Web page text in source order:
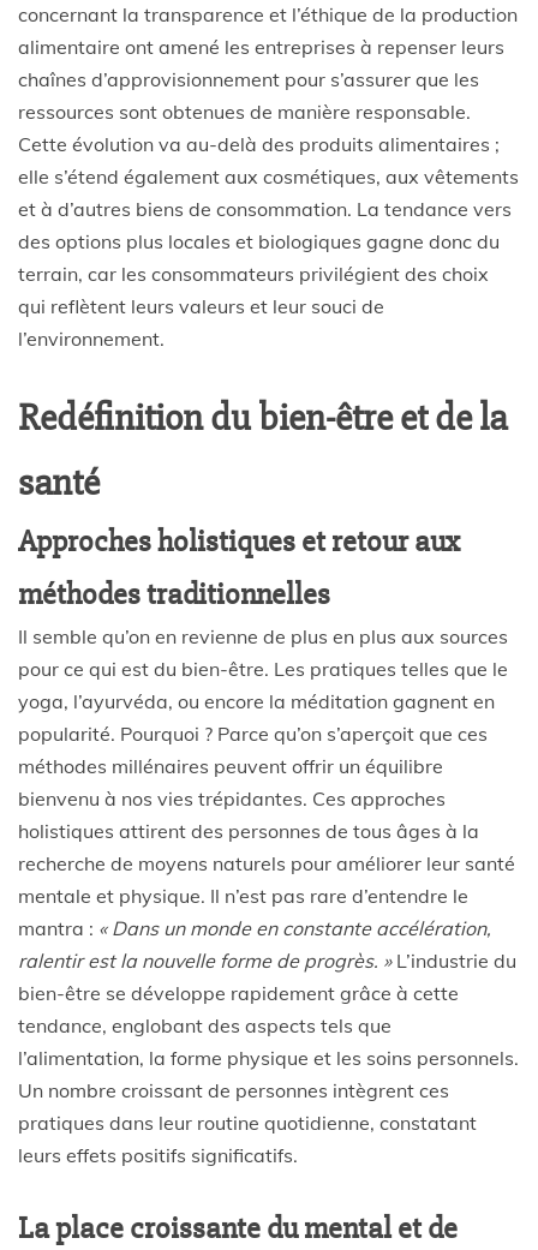
concernant la transparence et l’éthique de la production
alimentaire ont amené les entreprises à repenser leurs
chaînes d’approvisionnement pour s’assurer que les
ressources sont obtenues de manière responsable.
Cette évolution va au-delà des produits alimentaires ;
elle s’étend également aux cosmétiques, aux vêtements
et à d’autres biens de consommation. La tendance vers
des options plus locales et biologiques gagne donc du
terrain, car les consommateurs privilégient des choix
qui reflètent leurs valeurs et leur souci de
l’environnement.
Redéfinition du bien-être et de la
santé
Approches holistiques et retour aux
méthodes traditionnelles
Il semble qu’on en revienne de plus en plus aux sources
pour ce qui est du bien-être. Les pratiques telles que le
yoga, l’ayurvéda, ou encore la méditation gagnent en
popularité. Pourquoi ? Parce qu’on s’aperçoit que ces
méthodes millénaires peuvent offrir un équilibre
bienvenu à nos vies trépidantes. Ces approches
holistiques attirent des personnes de tous âges à la
recherche de moyens naturels pour améliorer leur santé
mentale et physique. Il n’est pas rare d’entendre le
mantra : « Dans un monde en constante accélération,
ralentir est la nouvelle forme de progrès. »L’industrie du
bien-être se développe rapidement grâce à cette
tendance, englobant des aspects tels que
l’alimentation, la forme physique et les soins personnels.
Un nombre croissant de personnes intègrent ces
pratiques dans leur routine quotidienne, constatant
leurs effets positifs significatifs.
La place croissante du mental et de